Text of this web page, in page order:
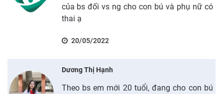
của bs đối vs ng cho con bú và phụ nữ có
thai ạ
20/05/2022
Dương Thị Hạnh
Theo bs em mới 20 tuổi, đang cho con bú